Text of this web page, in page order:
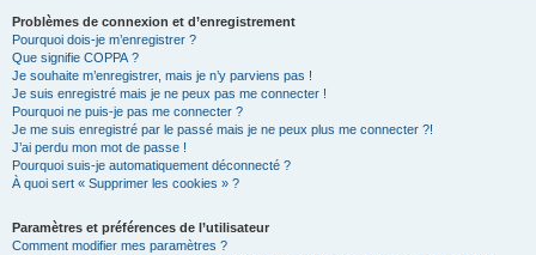
Problèmes de connexion et d’enregistrement
Pourquoi dois-je m’enregistrer ?
Que signifie COPPA ?
Je souhaite m’enregistrer, mais je n’y parviens pas !
Je suis enregistré mais je ne peux pas me connecter !
Pourquoi ne puis-je pas me connecter ?
Je me suis enregistré par le passé mais je ne peux plus me connecter ?!
J’ai perdu mon mot de passe !
Pourquoi suis-je automatiquement déconnecté ?
À quoi sert « Supprimer les cookies » ?
Paramètres et préférences de l’utilisateur
Comment modifier mes paramètres ?